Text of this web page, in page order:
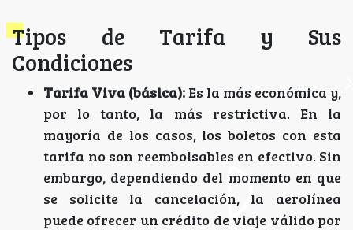
Tipos de Tarifa y Sus
Condiciones
Tarifa Viva (básica):Es la más económica y,
por lo tanto, la más restrictiva. En la
mayoría de los casos, los boletos con esta
tarifa no son reembolsables en efectivo. Sin
embargo, dependiendo del momento en que
se solicite la cancelación, la aerolínea
puede ofrecer un crédito de viaje válido por